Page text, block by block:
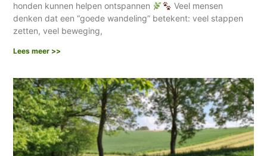
honden kunnen helpen ontspannen
Veel mensen
denken dat een “goede wandeling” betekent: veel stappen
zetten, veel beweging,
Lees meer >>